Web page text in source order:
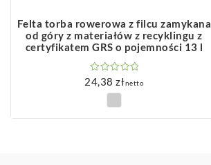
Felta torba rowerowa z filcu zamykana
od góry z materiałów z recyklingu z
certyfikatem GRS o pojemności 13 l
24,38 złnetto